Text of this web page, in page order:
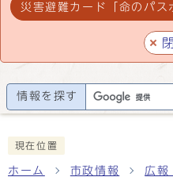
災害避難カード「命のパス
情報を探す
現在位置
ホーム 市政情報 広報